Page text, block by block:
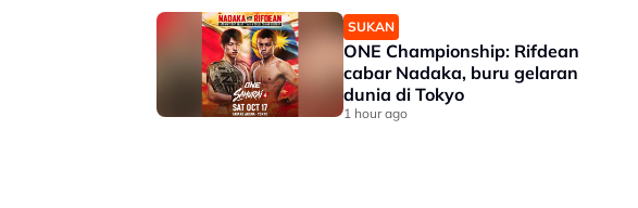
SUKAN
ONE Championship: Rifdean
cabar Nadaka, buru gelaran
dunia di Tokyo
1 hour ago